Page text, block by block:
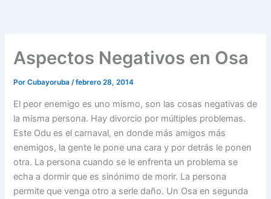
Aspectos Negativos en Osa
PorCubayoruba/febrero 28, 2014
El peor enemigo es uno mismo, son las cosas negativas de
la misma persona. Hay divorcio por múltiples problemas.
Este Odu es el carnaval, en donde más amigos más
enemigos, la gente le pone una cara y por detrás le ponen
otra. La persona cuando se le enfrenta un problema se
echa a dormir que es sinónimo de morir. La persona
permite que venga otro a serle daño. Un Osa en segunda